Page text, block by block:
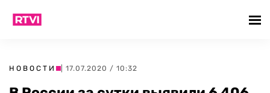
НОВОСТИ | 17.07.2020 / 10:32